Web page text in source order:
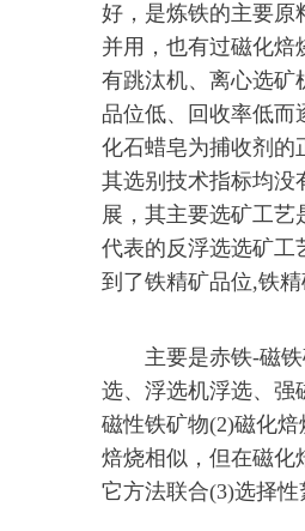
好，是炼铁的主要原
并用，也有过磁化焙
有跳汰机、离心选矿
品位低、回收率低而
化石蜡皂为捕收剂的
其选别技术指标均没
展，其主要选矿工
代表的反浮选选矿
到了铁精矿品位,铁精
主要是赤铁-磁铁
选、浮选机浮选、强
磁性铁矿物(2)磁化
焙烧相似，但在磁化
它方法联合(3)选择性